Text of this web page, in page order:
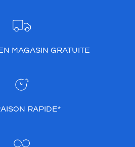
MAGASIN GRATUITE
RAPIDE*